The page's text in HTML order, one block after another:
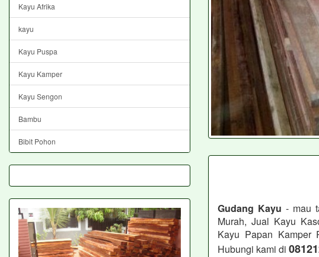
Gudang Kayu - mau
Murah, Jual Kayu
Kayu Papan Kamper
Hubungi kami di
Kayu Afrika
kayu
Kayu Puspa
Kayu Kamper
Kayu Sengon
Bambu
Bibit Pohon